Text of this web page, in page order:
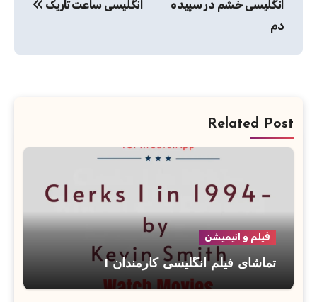
انگلیسی خشم در سپیده
دم
انگلیسی ساعت تاریک
Related Post
فیلم و انیمیشن
تماشای فیلم انگلیسی کارمندان 1